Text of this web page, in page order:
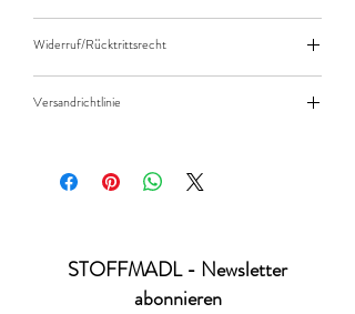
10cm (0,1m) Länge des Stoffes.
Bei einer Bestellung von zB. 50cm (0,5m)
daher bitte Anzahl 5 eingeben.
Widerruf/Rücktrittsrecht
Versandrichtlinie
STOFFMADL - Newsletter
abonnieren